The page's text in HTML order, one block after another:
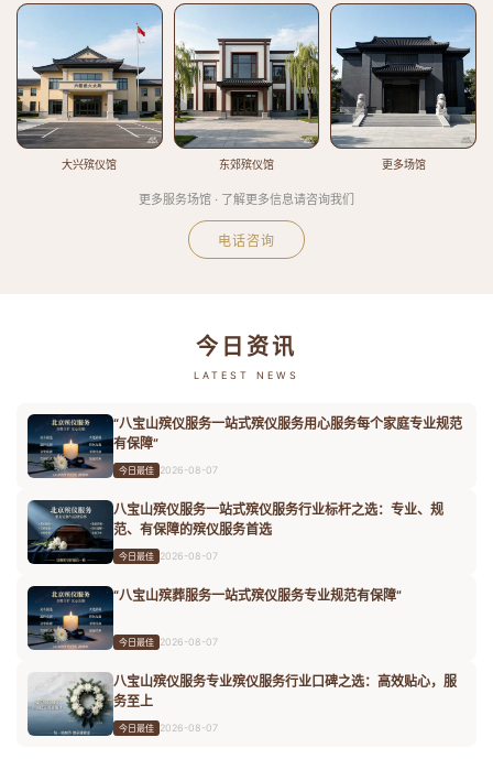
大兴殡仪馆 东郊殡仪馆 更多场馆
更多服务场馆 · 了解更多信息请咨询我们
电话咨询
今日资讯
LATEST NEWS
“八宝山殡仪服务一站式殡仪服务用心服务每个家庭专业规范
有保障”
今日最佳 2026-08-07
八宝山殡仪服务一站式殡仪服务行业标杆之选：专业、规
范、有保障的殡仪服务首选
今日最佳 2026-08-07
“八宝山殡葬服务一站式殡仪服务专业规范有保障”
今日最佳 2026-08-07
八宝山殡仪服务专业殡仪服务行业口碑之选：高效贴心，服
务至上
今日最佳 2026-08-07